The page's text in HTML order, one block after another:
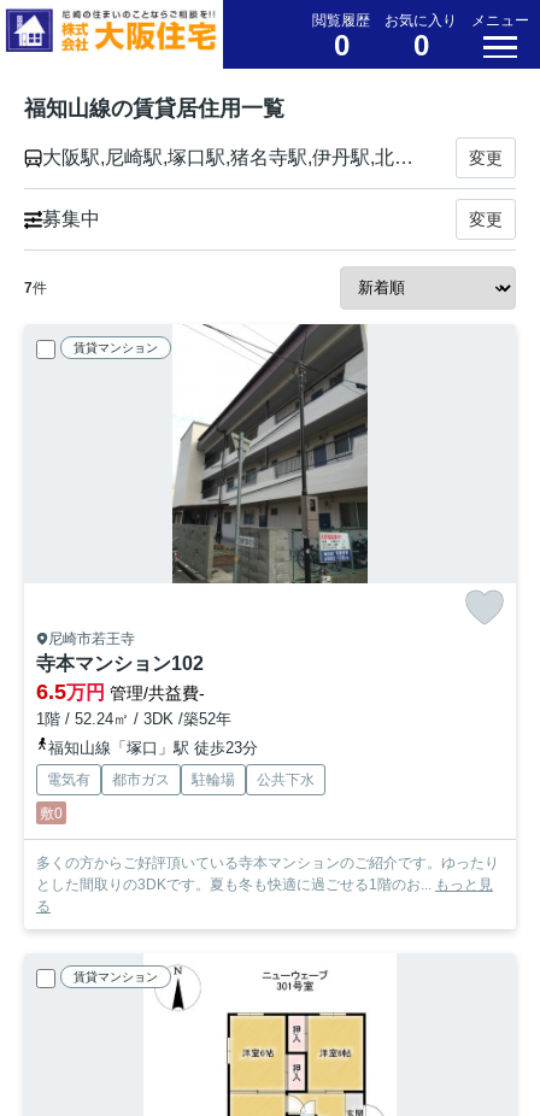
閲覧履歴
0
お気に入り
0
メニュー
福知山線の賃貸居住用一覧
大阪駅,尼崎駅,塚口駅,猪名寺駅,伊丹駅,北伊丹駅,川西池田駅,中山寺駅,宝塚駅,生瀬駅,西宮名塩駅,武田尾駅,道場駅,三田駅,新三田駅,広野駅,相野駅,藍本駅,草野駅,古市駅,南矢代駅,篠山口駅,丹波大山駅,下滝駅,谷川駅,柏原駅,石生駅,黒井駅,市島駅,丹波竹田駅,福知山駅 変更
募集中 変更
7件
賃貸マンション
尼崎市若王寺
寺本マンション102
6.5万円 管理/共益費-
1階 / 52.24㎡ / 3DK /築52年
福知山線「塚口」駅 徒歩23分
電気有 都市ガス 駐輪場
公共下水
敷0
多くの方からご好評頂いている寺本マンションのご紹介です。ゆったり
とした間取りの3DKです。夏も冬も快適に過ごせる1階のお... もっと見
る
賃貸マンション